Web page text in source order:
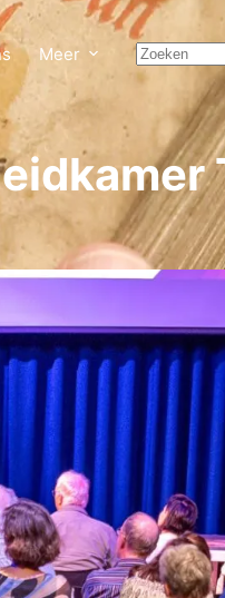
Meer